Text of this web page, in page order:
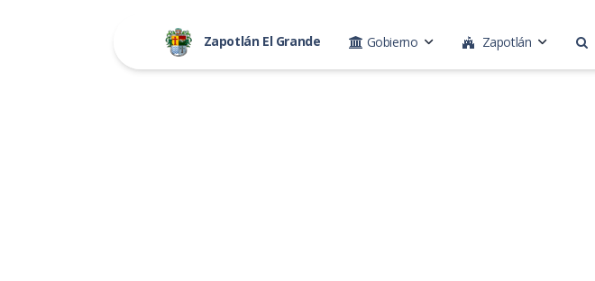
Zapotlán El Grande Gobierno Zapotlán